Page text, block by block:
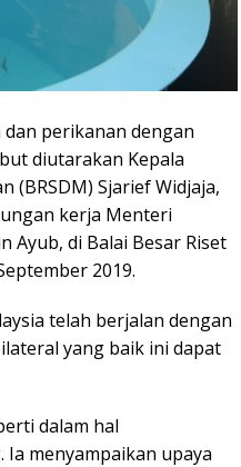
perikanan dengan
diutarakan Kepala
(BRSDM) Sjarief Widjaja,
kerja Menteri
Ayub, di Balai Besar Riset
2019.
telah berjalan dengan
yang baik ini dapat
dalam hal
menyampaikan upaya